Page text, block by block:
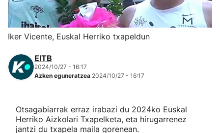
Herri-kirolak
Eskubaloia
Kirolak 360
Mendi-lasterketak
Iker Vicente, Euskal Herriko txapeldun
EITB
2024/10/27 - 16:17
Azken eguneratzea 2024/10/27 - 16:17
Otsagabiarrak erraz irabazi du 2024ko Euskal
Herriko Aizkolari Txapelketa, eta hirugarrenez
jantzi du txapela maila gorenean.